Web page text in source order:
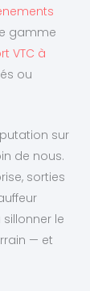
gamme
VTC à
ou
sur
de nous.
sorties
le
— et